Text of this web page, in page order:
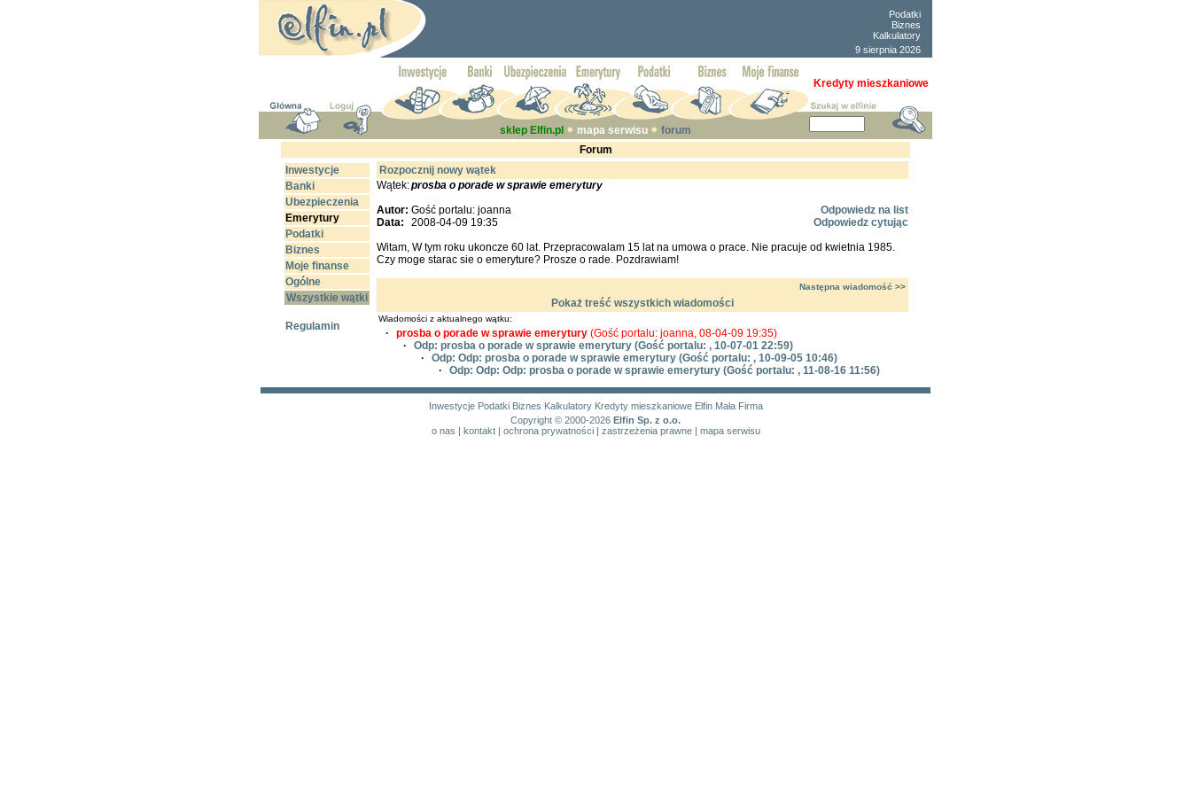
Podatki
Biznes
Kalkulatory
9 sierpnia 2026
Kredyty mieszkaniowe
sklep Elfin.pl mapa serwisu
forum
Forum
Inwestycje
Banki
Ubezpieczenia
Emerytury
Podatki
Biznes
Moje finanse
Ogólne
Wszystkie wątki
Regulamin
Rozpocznij nowy wątek
Wątek:prosba o porade w sprawie emerytury
Autor: Gość portalu: joanna
Odpowiedz na list
Data:
2008-04-09 19:35
Odpowiedz cytując
Witam, W tym roku ukoncze 60 lat. Przepracowalam 15 lat na umowa o prace. Nie pracuje od kwietnia 1985.
Czy moge starac sie o emeryture? Prosze o rade. Pozdrawiam!
Następna wiadomość >>
Pokaż treść wszystkich wiadomości
Wiadomości z aktualnego wątku:
· prosba o porade w sprawie emerytury (Gość portalu: joanna, 08-04-09 19:35)
·
Odp: prosba o porade w sprawie emerytury (Gość portalu: , 10-07-01 22:59)
·
Odp: Odp: prosba o porade w sprawie emerytury (Gość portalu: , 10-09-05 10:46)
·
Odp: Odp: Odp: prosba o porade w sprawie emerytury (Gość portalu: , 11-08-16 11:56)
Inwestycje Podatki Biznes Kalkulatory Kredyty mieszkaniowe Elfin Mała Firma
Copyright © 2000-2026 Elfin Sp. z o.o.
o nas | kontakt| ochrona prywatności| zastrzeżenia prawne| mapa serwisu